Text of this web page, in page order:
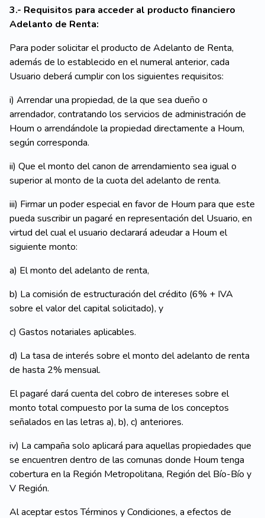
3.- Requisitos para acceder al producto financiero
Adelanto de Renta:
Para poder solicitar el producto de Adelanto de Renta,
además de lo establecido en el numeral anterior, cada
Usuario deberá cumplir con los siguientes requisitos:
i) Arrendar una propiedad, de la que sea dueño o
arrendador, contratando los servicios de administración de
Houm o arrendándole la propiedad directamente a Houm,
según corresponda.
ii) Que el monto del canon de arrendamiento sea igual o
superior al monto de la cuota del adelanto de renta.
iii) Firmar un poder especial en favor de Houm para que este
pueda suscribir un pagaré en representación del Usuario, en
virtud del cual el usuario declarará adeudar a Houm el
siguiente monto:
a) El monto del adelanto de renta,
b) La comisión de estructuración del crédito (6% + IVA
sobre el valor del capital solicitado), y
c) Gastos notariales aplicables.
d) La tasa de interés sobre el monto del adelanto de renta
de hasta 2% mensual.
El pagaré dará cuenta del cobro de intereses sobre el
monto total compuesto por la suma de los conceptos
señalados en las letras a), b), c) anteriores.
iv) La campaña solo aplicará para aquellas propiedades que
se encuentren dentro de las comunas donde Houm tenga
cobertura en la Región Metropolitana, Región del Bío-Bío y
V Región.
Al aceptar estos Términos y Condiciones, a efectos de